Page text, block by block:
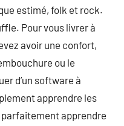
estimé, folk et rock.
Pour vous livrer à
avoir une confort,
ou le
d’un software à
apprendre les
apprendre